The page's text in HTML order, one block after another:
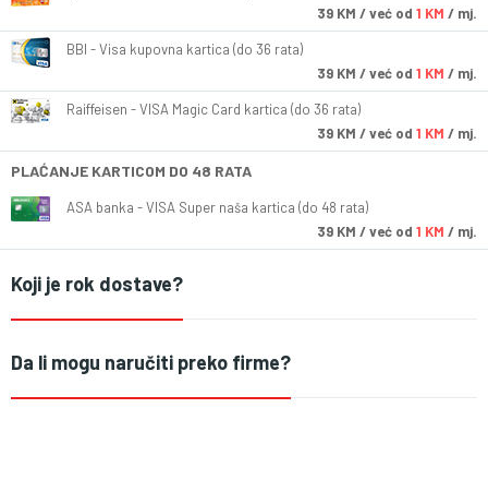
39 KM / već od 1 KM / mj.
BBI - Visa kupovna kartica (do 36 rata)
39 KM / već od 1 KM / mj.
Raiffeisen - VISA Magic Card kartica (do 36 rata)
39 KM / već od 1 KM / mj.
PLAĆANJE KARTICOM DO 48 RATA
ASA banka - VISA Super naša kartica (do 48 rata)
39 KM / već od 1 KM / mj.
Koji je rok dostave?
Da li mogu naručiti preko firme?